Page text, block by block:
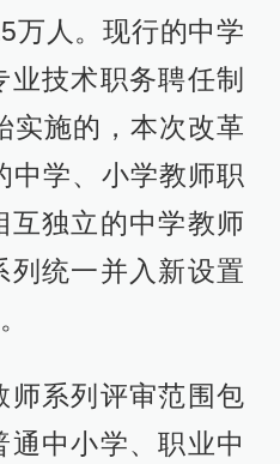
万人。现行的中学
技术职务聘任制
实施的，本次改革
中学、小学教师职
互独立的中学教师
列统一并入新设置
师系列评审范围包
中小学、职业中